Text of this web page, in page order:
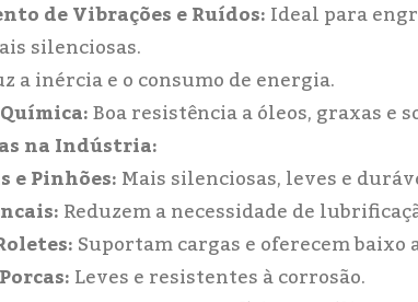
de Vibrações e Ruídos:Ideal para
silenciosas.
a inércia e o consumo de energia.
Boa resistência a óleos, graxas e
na Indústria:
e Pinhões:Mais silenciosas, leves e
Reduzem a necessidade de
Suportam cargas e oferecem
Leves e resistentes à corrosão.